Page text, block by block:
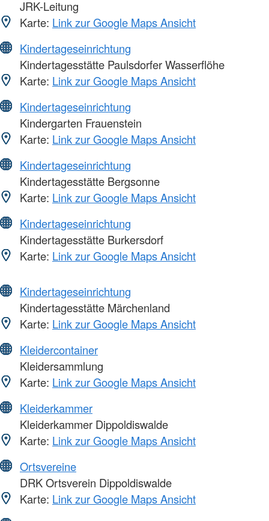
JRK-Leitung
Karte: Link zur Google Maps Ansicht
Kindertageseinrichtung
Kindertagesstätte Paulsdorfer Wasserflöhe
Karte: Link zur Google Maps Ansicht
Kindertageseinrichtung
Kindergarten Frauenstein
Karte: Link zur Google Maps Ansicht
Kindertageseinrichtung
Kindertagesstätte Bergsonne
Karte: Link zur Google Maps Ansicht
Kindertageseinrichtung
Kindertagesstätte Burkersdorf
Karte: Link zur Google Maps Ansicht
Kindertageseinrichtung
Kindertagesstätte Märchenland
Karte: Link zur Google Maps Ansicht
Kleidercontainer
Kleidersammlung
Karte: Link zur Google Maps Ansicht
Kleiderkammer
Kleiderkammer Dippoldiswalde
Karte: Link zur Google Maps Ansicht
Ortsvereine
DRK Ortsverein Dippoldiswalde
Karte: Link zur Google Maps Ansicht